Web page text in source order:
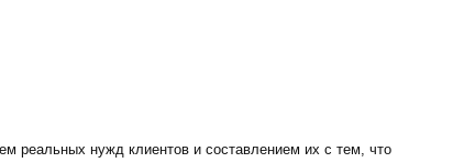
реальных нужд клиентов и составлением их с тем, что